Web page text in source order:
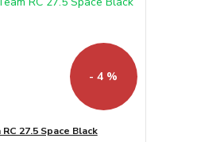
- 4 %
27.5 Space Black